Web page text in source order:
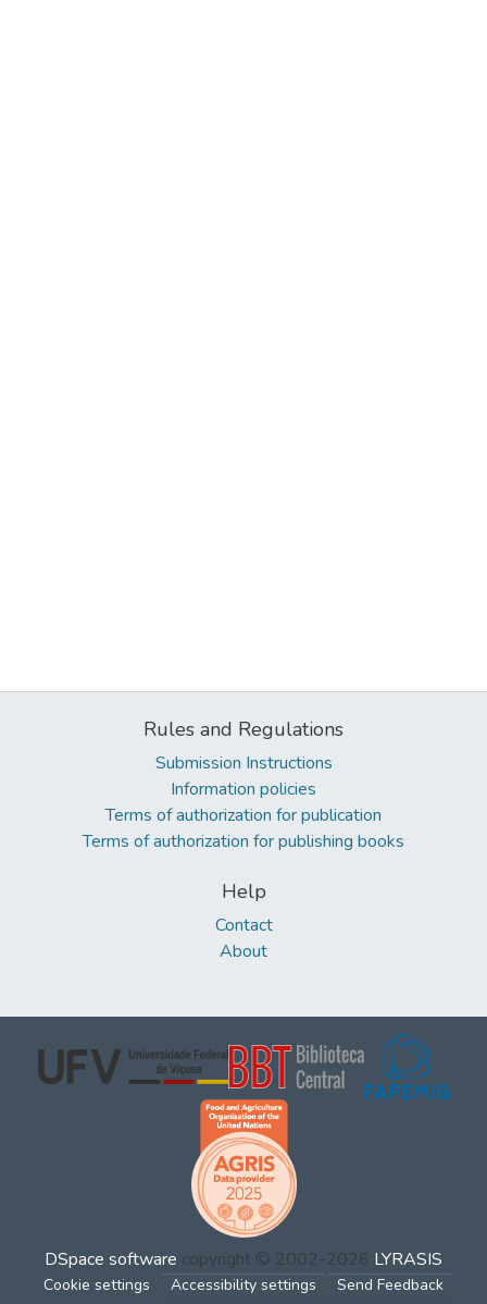
Rules and Regulations
Submission Instructions
Information policies
Terms of authorization for publication
Terms of authorization for publishing books
Help
Contact
About
DSpace software copyright © 2002-2026 LYRASIS
Cookie settings Accessibility settings Send Feedback